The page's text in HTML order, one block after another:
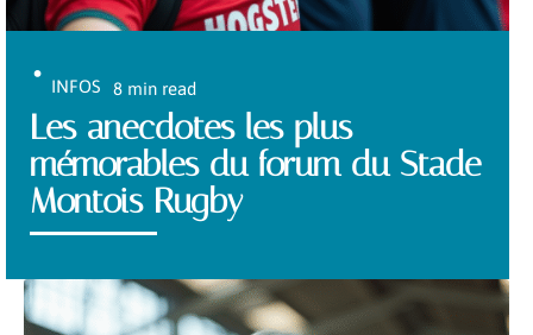
INFOS 8 min read
Les anecdotes les plus
mémorables du forum du Stade
Montois Rugby